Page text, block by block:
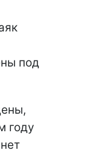
под
году